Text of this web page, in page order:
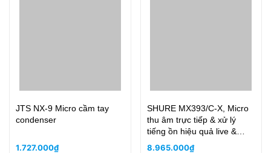
JTS NX-9 Micro cầm tay
condenser
1.727.000₫
SHURE MX393/C-X, Micro
thu âm trực tiếp & xử lý
tiếng ồn hiệu quả live &
camera
8.965.000₫